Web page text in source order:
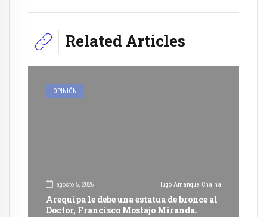
Related Articles
OPINIÓN
agosto 5, 2026 Hugo Amanque Chaiña
Arequipa le debe una estatua de bronce al
Doctor, Francisco Mostajo Miranda.